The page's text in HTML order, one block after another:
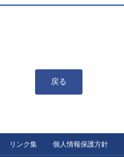
戻る
リンク集 個人情報保護方針